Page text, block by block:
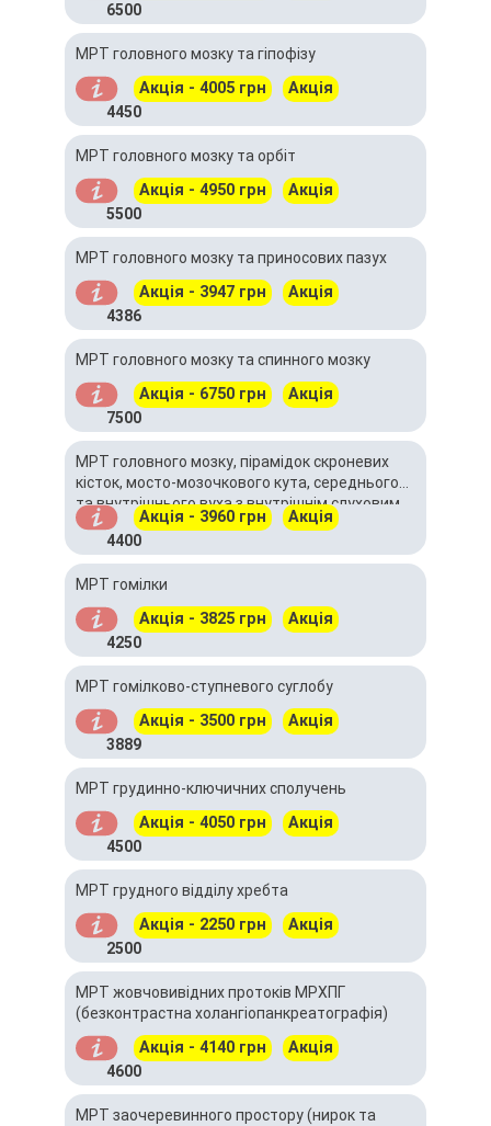
6500
МРТ головного мозку та гіпофізу
Акція - 4005 грн Акція
4450
МРТ головного мозку та орбіт
Акція - 4950 грн Акція
5500
МРТ головного мозку та приносових пазух
Акція - 3947 грн Акція
4386
МРТ головного мозку та спинного мозку
Акція - 6750 грн Акція
7500
МРТ головного мозку, пірамідок скроневих
кісток, мосто-мозочкового кута, середнього
та внутрішнього вуха з внутрішнім слуховим
проходом без контрастування
Акція - 3960 грн Акція
4400
МРТ гомілки
Акція - 3825 грн Акція
4250
МРТ гомілково-ступневого суглобу
Акція - 3500 грн Акція
3889
МРТ грудинно-ключичних сполучень
Акція - 4050 грн Акція
4500
МРТ грудного відділу хребта
Акція - 2250 грн Акція
2500
МРТ жовчовивідних протоків МРХПГ
(безконтрастна холангіопанкреатографія)
Акція - 4140 грн Акція
4600
МРТ заочеревинного простору (нирок та